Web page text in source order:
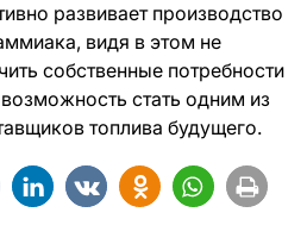
развивает производство
видя в этом не
собственные потребности
стать одним из
топлива будущего.